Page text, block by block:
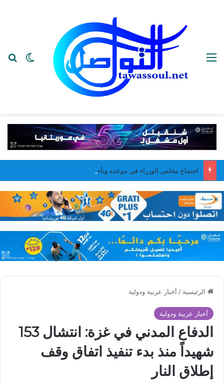
الوضع القائمة
اجتماع مجلس الوزراء في موعده وتأجيل عطلة الحكومة
الرئيسية / أخبار عربية ودولية
أخبار عربية ودولية
الدفاع المدني في غزة: انتشال 153
شهيداً منذ بدء تنفيذ اتفاق وقف
إطلاق النار